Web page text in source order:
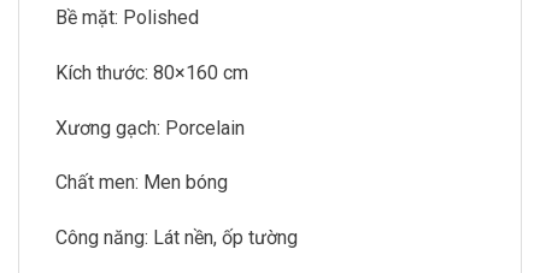
Bề mặt: Polished
Kích thước: 80×160 cm
Xương gạch: Porcelain
Chất men: Men bóng
Công năng: Lát nền, ốp tường